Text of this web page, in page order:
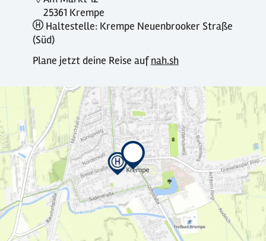
25361 Krempe
Haltestelle: Krempe Neuenbrooker Straße
(Süd)
Plane jetzt deine Reise aufnah.sh